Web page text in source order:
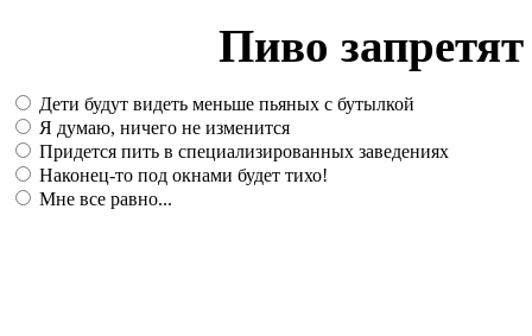
Пиво
Дети будут видеть меньше пьяных с бутылкой
Я думаю, ничего не изменится
Придется пить в специализированных заведениях
Наконец-то под окнами будет тихо!
Мне все равно...